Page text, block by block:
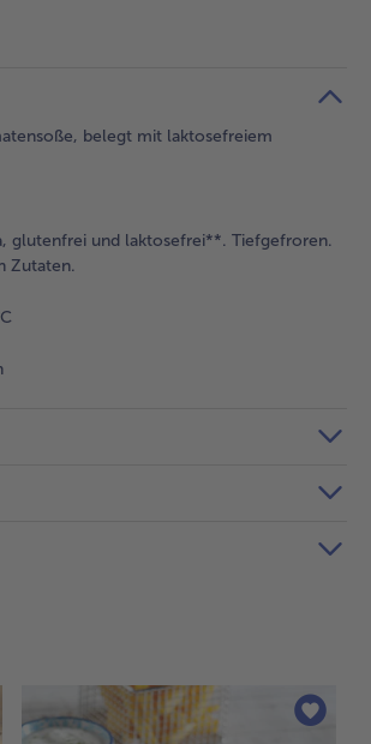
belegt mit laktosefreiem
glutenfrei und laktosefrei**. Tiefgefroren.
Zutaten.